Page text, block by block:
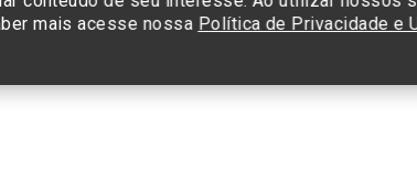
mais acesse nossa Política de Privacidade e